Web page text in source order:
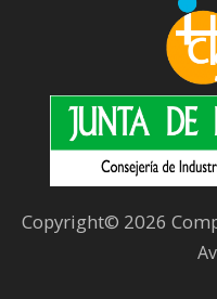
Copyright© 2026